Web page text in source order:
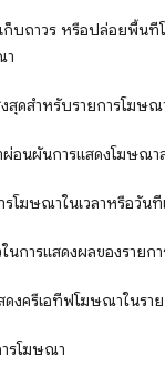
ก็บถาวร หรือปล่อยพื้น
า
สุดสำหรับรายการโฆษณ
ผ่อนผันการแสดงโฆษณ
รโฆษณาในเวลาหรือวันที่
ในการแสดงผลของรายก
ดงครีเอทีฟโฆษณาในรา
รโฆษณา